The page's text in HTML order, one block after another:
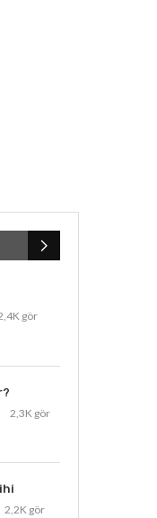
gör
2,3K gör
2,2K gör